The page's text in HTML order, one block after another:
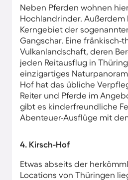
Neben Pferden wohnen
Hochlandrinder.
Kerngebiet der
Gangschar. Eine fränkisch-
Vulkanlandschaft, deren
jeden Reitausflug in
einzigartiges
Hof hat das übliche
Reiter und Pferde im
gibt es kinderfreundliche
Abenteuer-Ausflüge mit
4. Kirsch-Hof
Etwas abseits der
Locations von Thüringen